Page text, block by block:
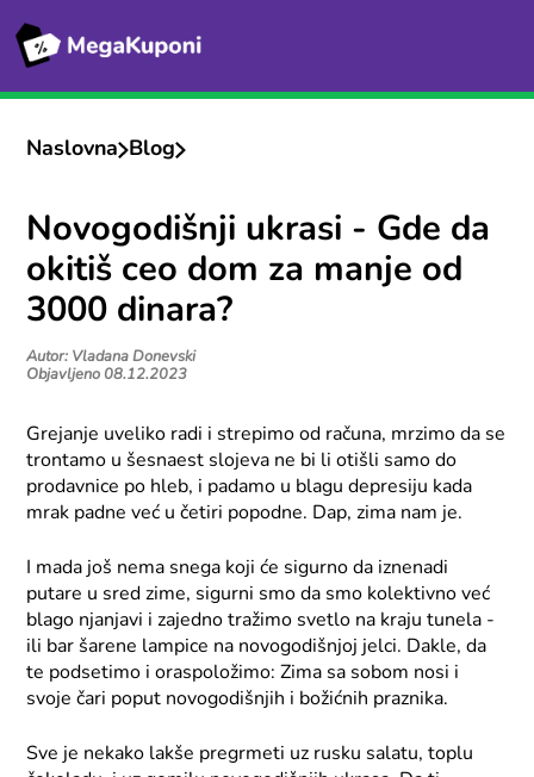
Naslovna Blog
Novogodišnji ukrasi - Gde da
okitiš ceo dom za manje od
3000 dinara?
Autor: Vladana Donevski
Objavljeno 08.12.2023
Grejanje uveliko radi i strepimo od računa, mrzimo da se
trontamo u šesnaest slojeva ne bi li otišli samo do
prodavnice po hleb, i padamo u blagu depresiju kada
mrak padne već u četiri popodne. Dap, zima nam je.
I mada još nema snega koji će sigurno da iznenadi
putare u sred zime, sigurni smo da smo kolektivno već
blago njanjavi i zajedno tražimo svetlo na kraju tunela -
ili bar šarene lampice na novogodišnjoj jelci. Dakle, da
te podsetimo i oraspoložimo: Zima sa sobom nosi i
svoje čari poput novogodišnjih i božićnih praznika.
Sve je nekako lakše pregrmeti uz rusku salatu, toplu